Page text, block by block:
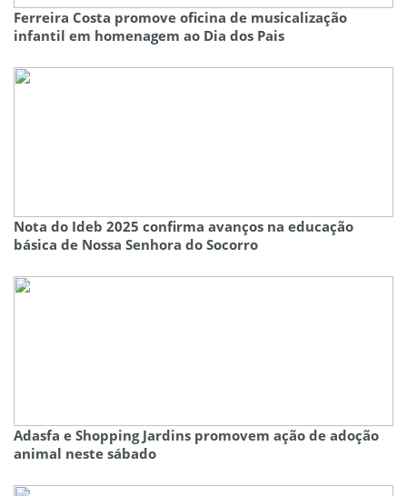
Ferreira Costa promove oficina de musicalização
infantil em homenagem ao Dia dos Pais
Nota do Ideb 2025 confirma avanços na educação
básica de Nossa Senhora do Socorro
Adasfa e Shopping Jardins promovem ação de adoção
animal neste sábado